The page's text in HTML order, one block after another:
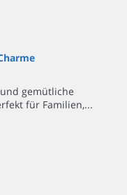
gemütliche
für Familien,...